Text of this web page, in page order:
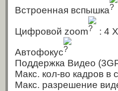
Встроенная вспышка
Цифровой zoom : 4 X
Автофокус
Поддержка Видео
Макс. кол-во кадров в
Макс. разрешение